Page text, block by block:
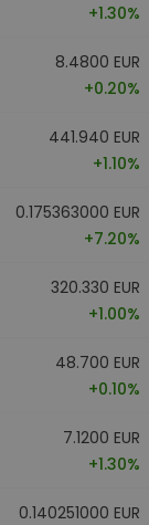
+1.30%
8.4800 EUR
+0.20%
441.940 EUR
+1.10%
0.175363000 EUR
+7.20%
320.330 EUR
+1.00%
48.700 EUR
+0.10%
7.1200 EUR
+1.30%
0.140251000 EUR